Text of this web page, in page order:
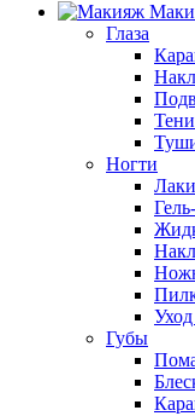
Глаза
Ногти
Губы